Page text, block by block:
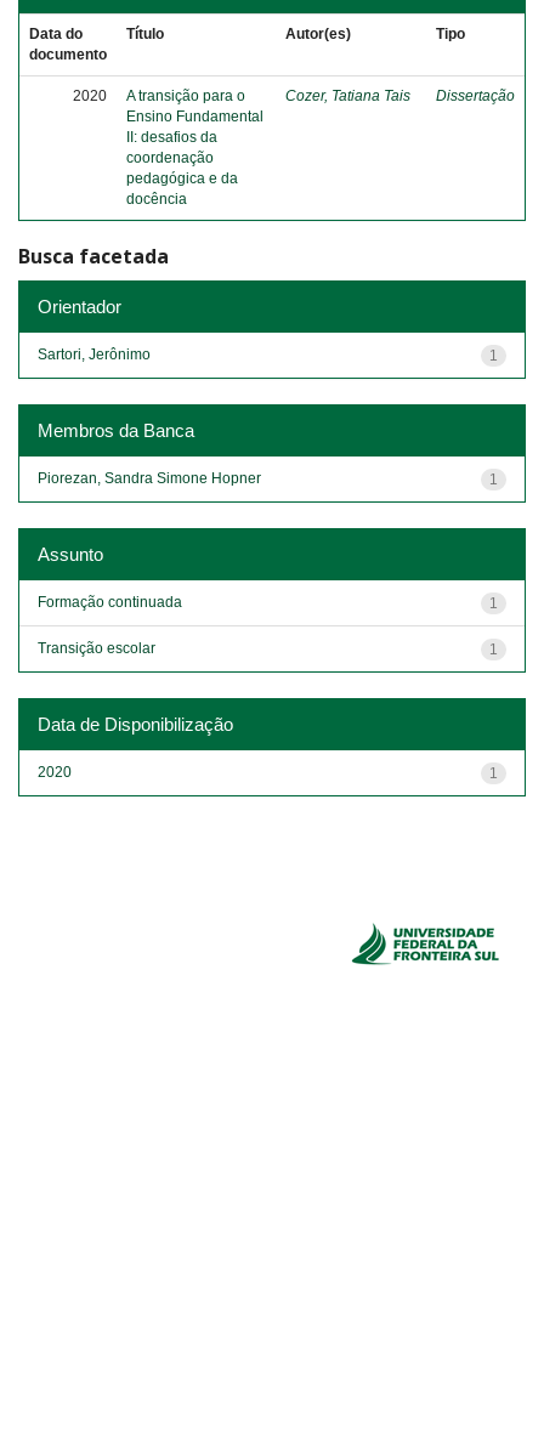
Data do
documento
Título Autor(es) Tipo
2020
A transição para o
Ensino Fundamental
II: desafios da
coordenação
pedagógica e da
docência
Cozer, Tatiana Tais Dissertação
Busca facetada
Orientador
1
Sartori, Jerônimo
Membros da Banca
1
Piorezan, Sandra Simone Hopner
Assunto
1
Formação continuada
1
Transição escolar
Data de Disponibilização
1
2020